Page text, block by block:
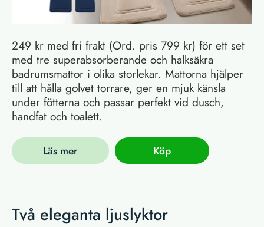
249 kr med fri frakt (Ord. pris 799 kr) för ett set
med tre superabsorberande och halksäkra
badrumsmattor i olika storlekar. Mattorna hjälper
till att hålla golvet torrare, ger en mjuk känsla
under fötterna och passar perfekt vid dusch,
handfat och toalett.
Läs mer Köp
Två eleganta ljuslyktor